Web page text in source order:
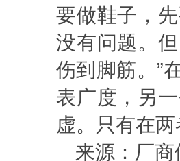
要做鞋子，
没有问题。
伤到脚筋。 ”
表广度，另
虚。只有在
来源：厂商